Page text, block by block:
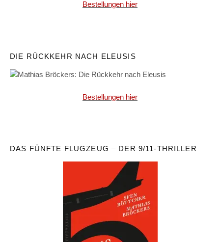
Bestellungen hier
DIE RÜCKKEHR NACH ELEUSIS
Bestellungen hier
DAS FÜNFTE FLUGZEUG – DER 9/11-THRILLER